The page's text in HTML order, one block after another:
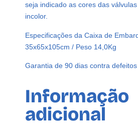
á
l
u
l
a
a
y
seja indicado as cores das
incolor.
Especificações da Caixa de
35x65x105cm / Peso 14,0Kg
Garantia de 90 dias contra
Informação
adicional